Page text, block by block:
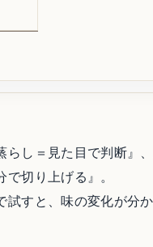
らし＝見た目で判断』
で切り上げる』 。
試すと、味の変化が分